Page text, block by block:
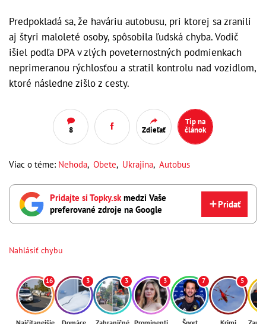
Predpokladá sa, že haváriu autobusu, pri ktorej sa zranili
aj štyri maloleté osoby, spôsobila ľudská chyba. Vodič
išiel podľa DPA v zlých poveternostných podmienkach
neprimeranou rýchlosťou a stratil kontrolu nad vozidlom,
ktoré následne zišlo z cesty.
8 Zdieľať
Tip na
článok
Viac o téme: Nehoda, Obete, Ukrajina, Autobus
Pridajte si Topky.skmedzi Vaše
preferované zdroje na Google
Pridať
Nahlásiť chybu
16 3 3 3 7 5